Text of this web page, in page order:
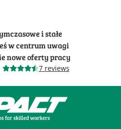
i stałe
w centrum uwagi
nowe oferty pracy
7 reviews